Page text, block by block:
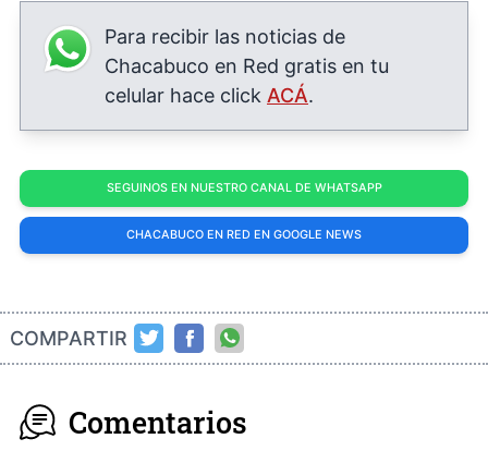
Para recibir las noticias de
Chacabuco en Red gratis en tu
celular hace click ACÁ.
SEGUINOS EN NUESTRO CANAL DE WHATSAPP
CHACABUCO EN RED EN GOOGLE NEWS
COMPARTIR
Comentarios